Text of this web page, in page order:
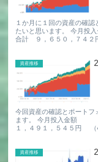
１か月に１回の資産の確
たいと思います。 今月
合計 ９，６５０，７４２
資産推移
今回資産の確認とポートフ
ます。 今月投入金額
１，４９１，５４５円 （
資産推移